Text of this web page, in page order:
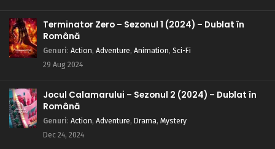
Terminator Zero – Sezonul 1 (2024) – Dublat în
Română
Genuri: Action, Adventure, Animation, Sci-Fi
29 Aug 2024
Jocul Calamarului – Sezonul 2 (2024) – Dublat în
Română
Genuri: Action, Adventure, Drama, Mystery
Dec 24, 2024